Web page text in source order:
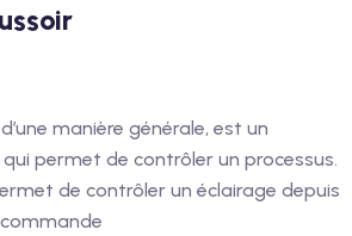
manière générale, est un
permet de contrôler un processus.
de contrôler un éclairage depuis